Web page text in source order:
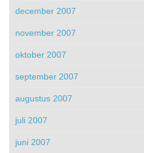
december 2007
november 2007
oktober 2007
september 2007
augustus 2007
juli 2007
juni 2007